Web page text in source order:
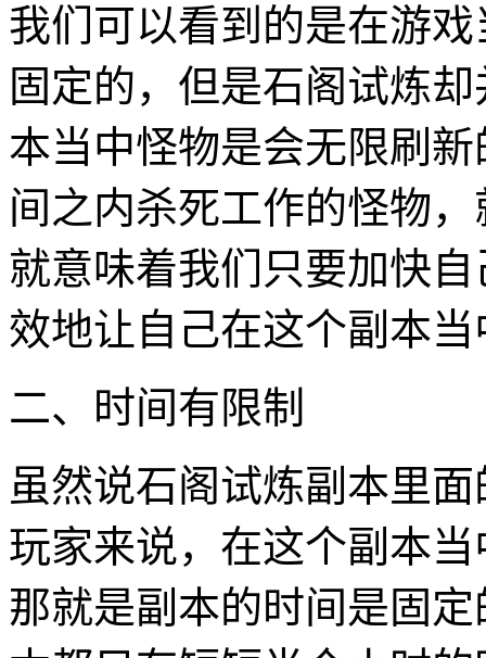
我们可以看到的是在游
固定的，但是石阁试炼
本当中怪物是会无限刷
间之内杀死工作的怪物
就意味着我们只要加快
效地让自己在这个副本
二、时间有限制
虽然说石阁试炼副本里
玩家来说，在这个副本
那就是副本的时间是固